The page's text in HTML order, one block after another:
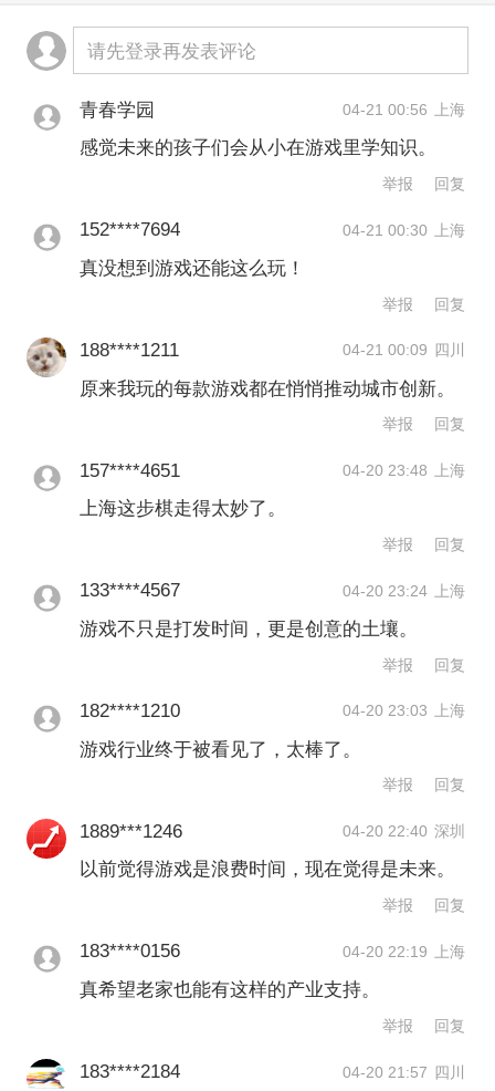
请先登录再发表评论
青春学园 04-21 00:56 上海
感觉未来的孩子们会从小在游戏里学知识。
举报 回复
152****7694 04-21 00:30 上海
真没想到游戏还能这么玩！
举报 回复
188****1211 04-21 00:09 四川
原来我玩的每款游戏都在悄悄推动城市创新。
举报 回复
157****4651 04-20 23:48 上海
上海这步棋走得太妙了。
举报 回复
133****4567 04-20 23:24 上海
游戏不只是打发时间，更是创意的土壤。
举报 回复
182****1210 04-20 23:03 上海
游戏行业终于被看见了，太棒了。
举报 回复
1889***1246 04-20 22:40 深圳
以前觉得游戏是浪费时间，现在觉得是未来。
举报 回复
183****0156 04-20 22:19 上海
真希望老家也能有这样的产业支持。
举报 回复
183****2184 04-20 21:57 四川